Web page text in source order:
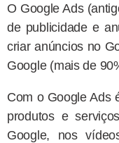
O Google Ads
de publicidade e
criar anúncios no
Google (mais de
Com o Google Ads
produtos e
Google, nos